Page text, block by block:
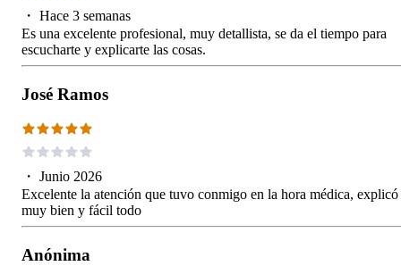
・ Hace 3 semanas
Es una excelente profesional, muy detallista, se da el tiempo para
escucharte y explicarte las cosas.
José Ramos
・ Junio 2026
Excelente la atención que tuvo conmigo en la hora médica, explicó
muy bien y fácil todo
Anónima